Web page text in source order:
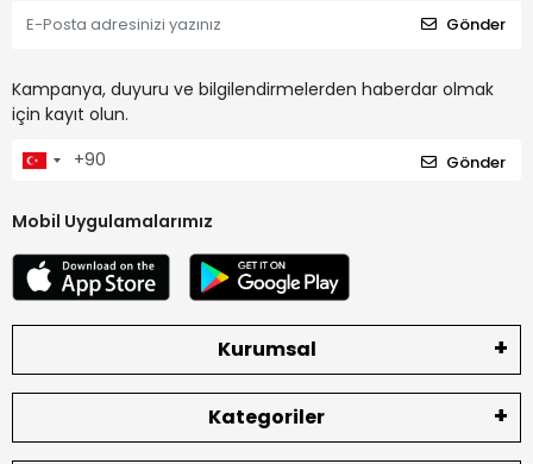
Gönder
Kampanya, duyuru ve bilgilendirmelerden haberdar olmak
için kayıt olun.
Gönder
Mobil Uygulamalarımız
Kurumsal
Kategoriler